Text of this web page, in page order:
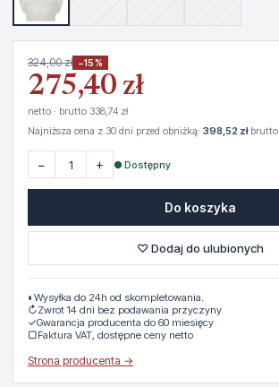
324,00 zł −15%
275,40 zł
netto · brutto 338,74 zł
Najniższa cena z 30 dni przed obniżką: 398,52 złbrutto
− + ● Dostępny
Do koszyka
♡ Dodaj do ulubionych
◐ Wysyłka do 24h od skompletowania.
↻Zwrot 14 dni bez podawania przyczyny
✓Gwarancja producenta do 60 miesięcy
▢Faktura VAT, dostępne ceny netto
Strona producenta →